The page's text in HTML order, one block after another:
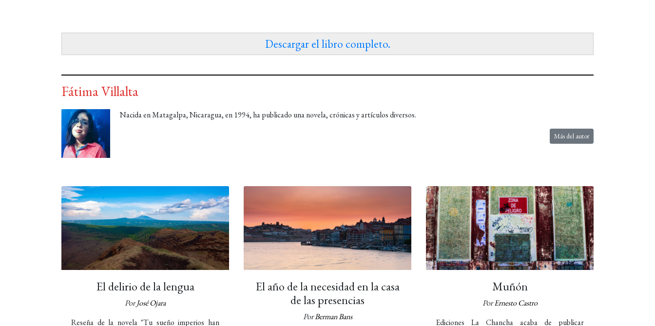
Descargar el libro completo.
Fátima Villalta
Nacida en Matagalpa, Nicaragua, en 1994, ha publicado una novela, crónicas y artículos diversos.
Más del autor
El delirio de la lengua
PorJosé Ojara
Reseña de la novela "Tu sueño imperios han
El año de la necesidad en la casa
de las presencias
PorBerman Bans
Muñón
PorErnesto Castro
Ediciones La Chancha acaba de publicar